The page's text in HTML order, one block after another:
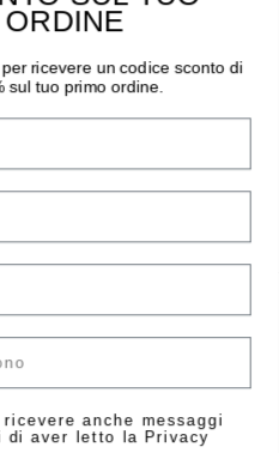
Pagamenti
Spedizioni
Privacy Policy
ricevere un codice sconto di
sul tuo primo ordine.
anche messaggi
di aver letto la Privacy